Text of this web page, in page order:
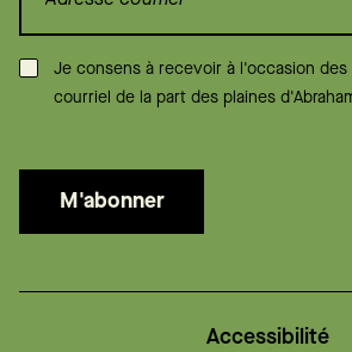
Consentement*
Je consens à recevoir à l'occasion
courriel de la part des plaines
M'abonner
Accessibilité